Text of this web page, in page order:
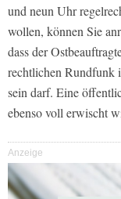
und neun Uhr
wollen, können Sie
dass der
rechtlichen Rundfunk
sein darf. Eine
ebenso voll erwischt
Anzeige